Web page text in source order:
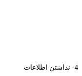
4- نداشتن اطلاعات